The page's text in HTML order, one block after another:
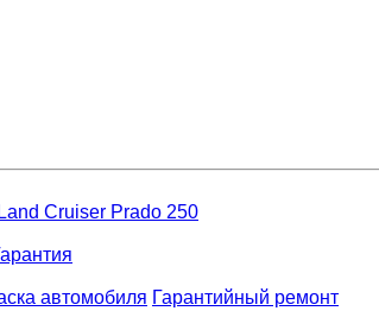
Cruiser Prado 250
автомобиля Гарантийный ремонт